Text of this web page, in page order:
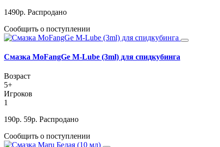
1490р. Распродано
Сообщить о поступлении
Смазка MoFangGe M-Lube (3ml) для спидкубинга
Возраст
5+
Игроков
1
190р. 59р. Распродано
Сообщить о поступлении